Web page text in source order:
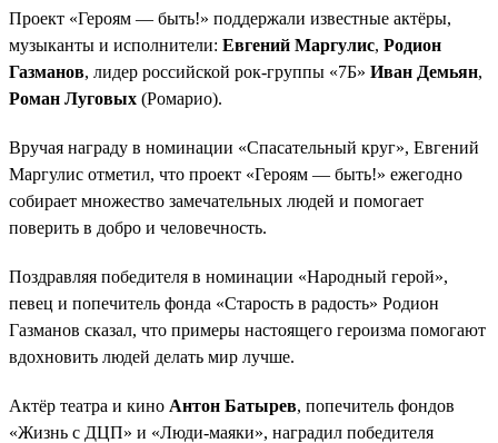
Проект «Героям — быть!» поддержали известные актёры,
музыканты и исполнители: Евгений Маргулис, Родион
Газманов, лидер российской рок-группы «7Б» Иван Демьян,
Роман Луговых (Ромарио).
Вручая награду в номинации «Спасательный круг», Евгений
Маргулис отметил, что проект «Героям — быть!» ежегодно
собирает множество замечательных людей и помогает
поверить в добро и человечность.
Поздравляя победителя в номинации «Народный герой»,
певец и попечитель фонда «Старость в радость» Родион
Газманов сказал, что примеры настоящего героизма помогают
вдохновить людей делать мир лучше.
Актёр театра и кино Антон Батырев, попечитель фондов
«Жизнь с ДЦП» и «Люди-маяки», наградил победителя